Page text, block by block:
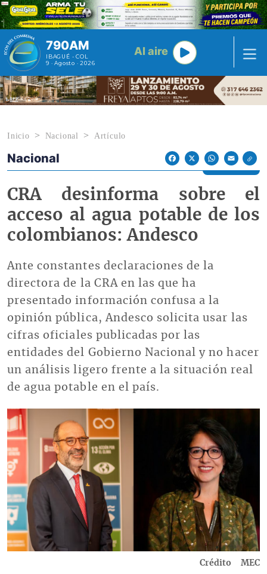
Pasar al contenido principal
790AM
IBAGUÉ - COL
9 · Agosto · 2026
Al aire
Inicio Nacional Artículo
Econoticias y Eventos
Nacional
FacebookX WhatsAppEmail
CRA desinforma sobre el
acceso al agua potable de los
colombianos: Andesco
Ante constantes declaraciones de la
directora de la CRA en las que ha
presentado información confusa a la
opinión pública, Andesco solicita usar las
cifras oficiales publicadas por las
entidades del Gobierno Nacional y no hacer
un análisis ligero frente a la situación real
de agua potable en el país.
Imagen
Crédito MEC